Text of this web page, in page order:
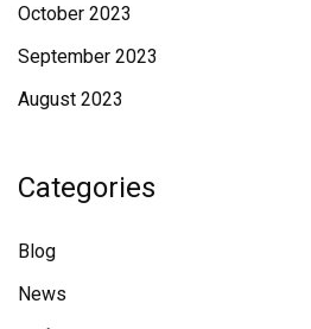
October 2023
September 2023
August 2023
Categories
Blog
News